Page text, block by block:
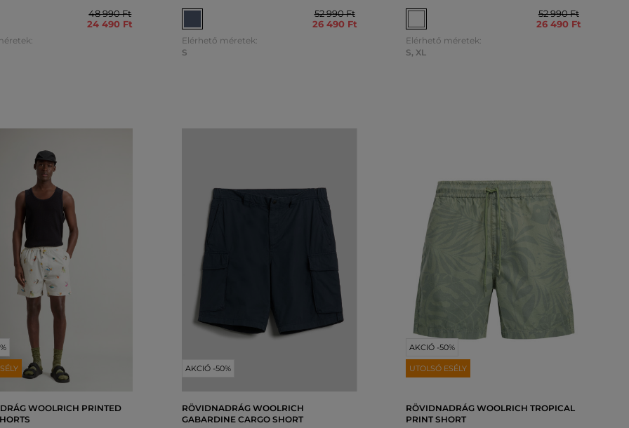
48 990 Ft
24 490 Ft
52 990 Ft
26 490 Ft
Elérhető méretek:
S
52 990 Ft
26 490 Ft
Elérhető méretek:
S, XL
WOOLRICH PRINTED
AKCIÓ -50%
RÖVIDNADRÁG WOOLRICH
GABARDINE CARGO SHORT
AKCIÓ -50%
UTOLSÓ ESÉLY
RÖVIDNADRÁG WOOLRICH TROPICAL
PRINT SHORT